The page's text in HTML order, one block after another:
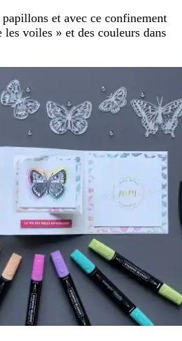
et avec ce confinement
les voiles » et des couleurs dans